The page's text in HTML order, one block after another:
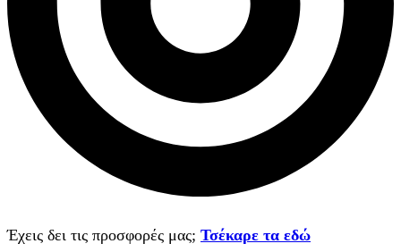
Έχεις δει τις προσφορές μας; Τσέκαρε τα εδώ